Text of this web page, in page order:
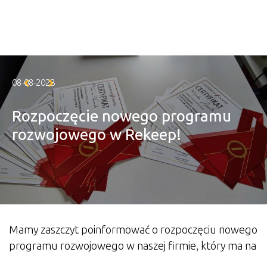
08-08-2023
Rozpoczęcie nowego programu
rozwojowego w Rekeep!
Mamy zaszczyt poinformować o rozpoczęciu nowego
programu rozwojowego w naszej firmie, który ma na